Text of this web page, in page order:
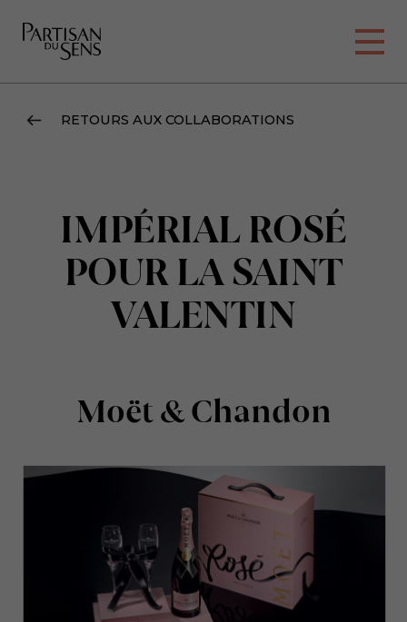
RETOURS AUX COLLABORATIONS
IMPÉRIAL ROSÉ
POUR LA SAINT
VALENTIN
Moët & Chandon